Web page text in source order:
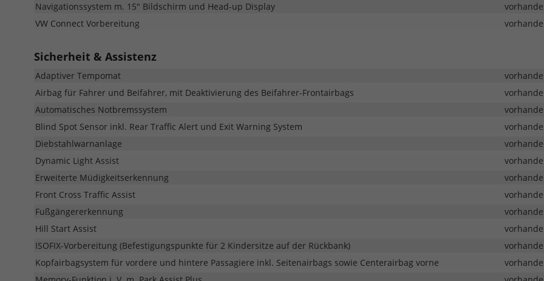
Navigationssystem m. 15" Bildschirm und Head-up Display
VW Connect Vorbereitung
Sicherheit & Assistenz
Adaptiver Tempomat
Airbag für Fahrer und Beifahrer, mit Deaktivierung des Beifahrer-Frontairbags
Automatisches Notbremssystem
Blind Spot Sensor inkl. Rear Traffic Alert und Exit Warning System
Diebstahlwarnanlage
Dynamic Light Assist
Erweiterte Müdigkeitserkennung
Front Cross Traffic Assist
Fußgängererkennung
Hill Start Assist
ISOFIX-Vorbereitung (Befestigungspunkte für 2 Kindersitze auf der Rückbank)
Kopfairbagsystem für vordere und hintere Passagiere inkl. Seitenairbags sowie Centerairbag vorne